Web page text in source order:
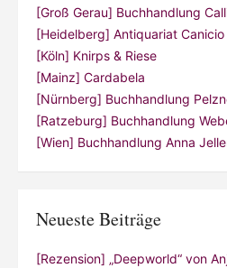
[Groß Gerau] Buchhandlung
[Heidelberg] Antiquariat Canicio
[Köln] Knirps & Riese
[Mainz] Cardabela
[Nürnberg] Buchhandlung
[Ratzeburg] Buchhandlung
[Wien] Buchhandlung Anna
Neueste Beiträge
[Rezension] „Deepworld“ von